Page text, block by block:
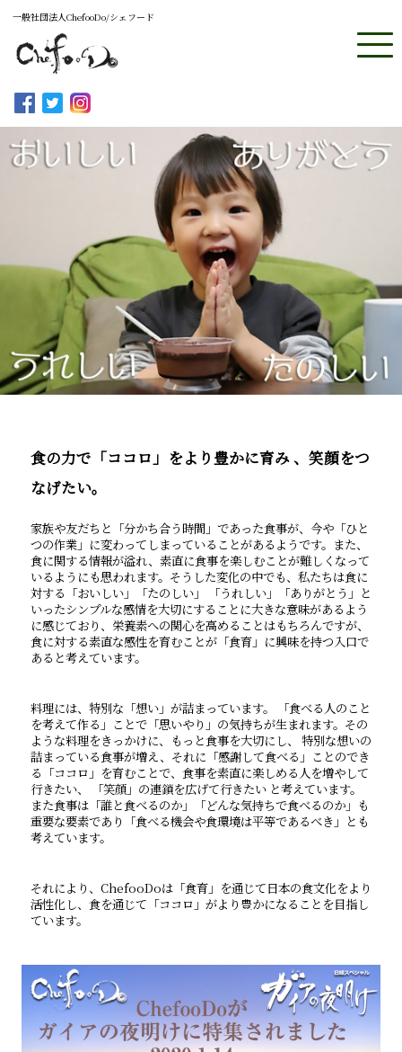
一般社団法人ChefooDo/シェフード
食の力で「ココロ」をより豊かに育み 、笑顔をつ
なげたい。
家族や友だちと「分かち合う時間」であった食事が、今や「ひと
つの作業」に変わってしまっていることがあるようです。また、
食に関する情報が溢れ、素直に食事を楽しむことが難しくなって
いるようにも思われます。そうした変化の中でも、私たちは食に
対する「おいしい」「たのしい」 「うれしい」「ありがとう」と
いったシンプルな感情を大切にすることに大きな意味があるよう
に感じており、栄養素への関心を高めることはもちろんですが、
食に対する素直な感性を育むことが「食育」に興味を持つ入口で
あると考えています。
料理には、特別な「想い」が詰まっています。 「食べる人のこと
を考えて作る」ことで「思いやり」の気持ちが生まれます。その
ような料理をきっかけに、もっと食事を大切にし、 特別な想いの
詰まっている食事が増え、それに「感謝して食べる」ことのでき
る「ココロ」を育むことで、食事を素直に楽しめる人を増やして
行きたい、 「笑顔」の連鎖を広げて行きたい と考えています。
また食事は「誰と食べるのか」「どんな気持ちで食べるのか」も
重要な要素であり「食べる機会や食環境は平等であるべき」とも
考えています。
それにより、ChefooDoは「食育」を通じて日本の食文化をより
活性化し、食を通じて「ココロ」がより豊かになることを目指し
ています。